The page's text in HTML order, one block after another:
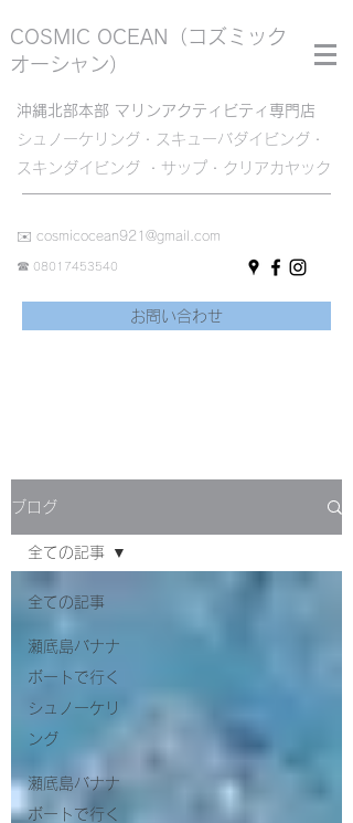
COSMIC OCEAN
（コズミック
オーシャン）
沖縄北部本部 マリンアクティビティ専門店
シュノーケリング・スキューバダイビング・
スキンダイビング ・サップ・クリアカヤック
✉️ cosmicocean921@gmail.com
☎︎ 08017453540
お問い合わせ
ブログ
全ての記事
瀬底島バナナ
ボートで行く
シュノーケリ
ング
瀬底島バナナ
ボートで行く
全ての記事